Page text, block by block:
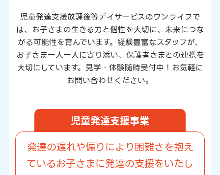
児童発達支援放課後等デイサービスのワンライフで
は、 お子さまの生きる力と個性を大切に、未来につな
がる可能性を育んでいます。 経験豊富なスタッフが、
お子さま一人一人に寄り添い、保護者さまとの連携を
大切にしています。 見学・体験随時受付中！お気軽に
お問い合わせください。
児童発達支援事業
発達の遅れや偏りにより困難さを抱え
ているお子さまに発達の支援をいたし